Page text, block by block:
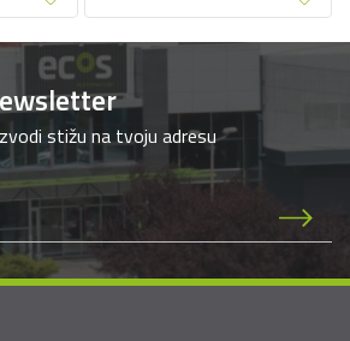
stižu na tvoju adresu